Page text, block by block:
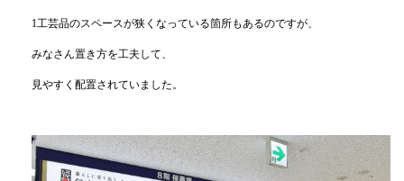
1工芸品のスペースが狭くなっている箇所もあるのですが、
みなさん置き方を工夫して、
見やすく配置されていました。